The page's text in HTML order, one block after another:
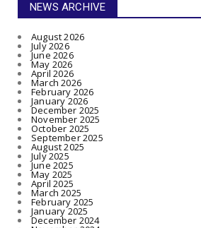
NEWS ARCHIVE
August 2026
July 2026
June 2026
May 2026
April 2026
March 2026
February 2026
January 2026
December 2025
November 2025
October 2025
September 2025
August 2025
July 2025
June 2025
May 2025
April 2025
March 2025
February 2025
January 2025
December 2024